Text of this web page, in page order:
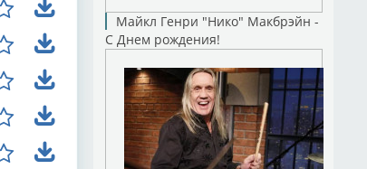
Майкл Генри "Нико" Макбрэйн -
С Днем рождения!